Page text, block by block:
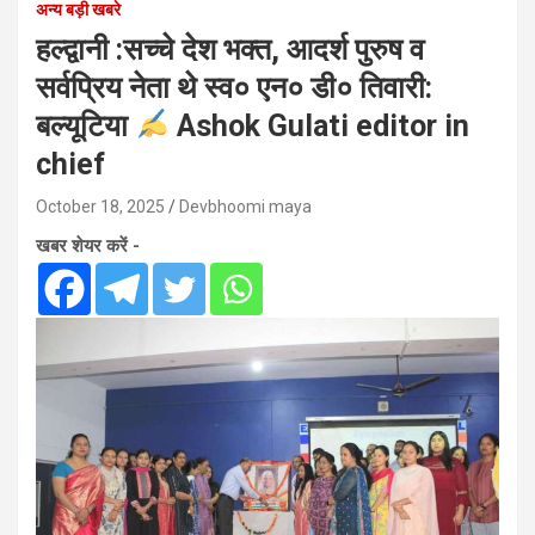
अन्य बड़ी खबरे
हल्द्वानी :सच्चे देश भक्त, आदर्श पुरुष व
सर्वप्रिय नेता थे स्व० एन० डी० तिवारी:
बल्यूटिया
Ashok Gulati editor in
chief
October 18, 2025 Devbhoomi maya
खबर शेयर करें -